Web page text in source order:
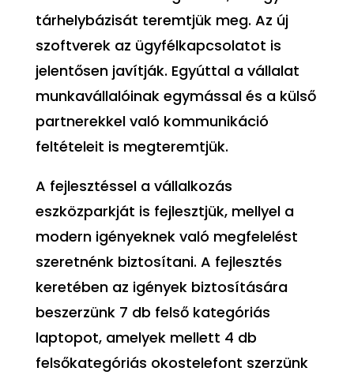
tárhelybázisát teremtjük meg. Az új
szoftverek az ügyfélkapcsolatot is
jelentősen javítják. Egyúttal a vállalat
munkavállalóinak egymással és a külső
partnerekkel való kommunikáció
feltételeit is megteremtjük.
A fejlesztéssel a vállalkozás
eszközparkját is fejlesztjük, mellyel a
modern igényeknek való megfelelést
szeretnénk biztosítani. A fejlesztés
keretében az igények biztosítására
beszerzünk 7 db felső kategóriás
laptopot, amelyek mellett 4 db
felsőkategóriás okostelefont szerzünk